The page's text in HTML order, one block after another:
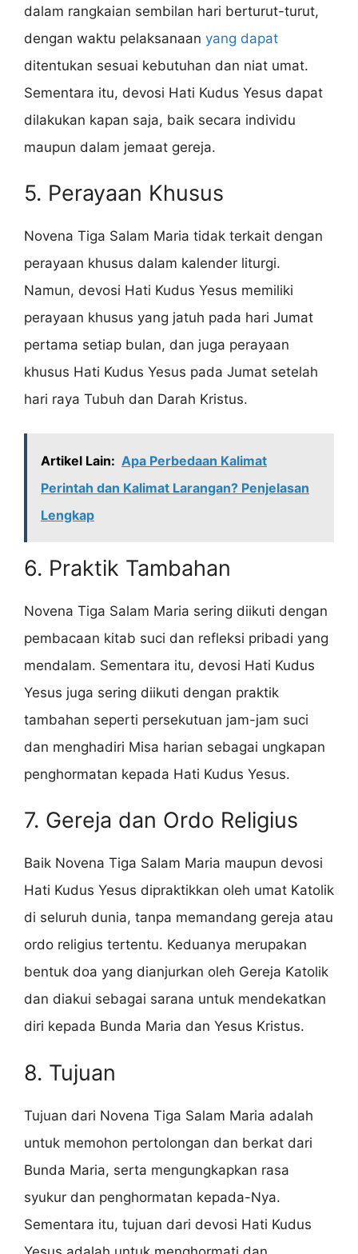
dalam rangkaian sembilan hari berturut-turut,
dengan waktu pelaksanaan yang dapat
ditentukan sesuai kebutuhan dan niat umat.
Sementara itu, devosi Hati Kudus Yesus dapat
dilakukan kapan saja, baik secara individu
maupun dalam jemaat gereja.
5. Perayaan Khusus
Novena Tiga Salam Maria tidak terkait dengan
perayaan khusus dalam kalender liturgi.
Namun, devosi Hati Kudus Yesus memiliki
perayaan khusus yang jatuh pada hari Jumat
pertama setiap bulan, dan juga perayaan
khusus Hati Kudus Yesus pada Jumat setelah
hari raya Tubuh dan Darah Kristus.
Artikel Lain: Apa Perbedaan Kalimat
Perintah dan Kalimat Larangan? Penjelasan
Lengkap
6. Praktik Tambahan
Novena Tiga Salam Maria sering diikuti dengan
pembacaan kitab suci dan refleksi pribadi yang
mendalam. Sementara itu, devosi Hati Kudus
Yesus juga sering diikuti dengan praktik
tambahan seperti persekutuan jam-jam suci
dan menghadiri Misa harian sebagai ungkapan
penghormatan kepada Hati Kudus Yesus.
7. Gereja dan Ordo Religius
Baik Novena Tiga Salam Maria maupun devosi
Hati Kudus Yesus dipraktikkan oleh umat Katolik
di seluruh dunia, tanpa memandang gereja atau
ordo religius tertentu. Keduanya merupakan
bentuk doa yang dianjurkan oleh Gereja Katolik
dan diakui sebagai sarana untuk mendekatkan
diri kepada Bunda Maria dan Yesus Kristus.
8. Tujuan
Tujuan dari Novena Tiga Salam Maria adalah
untuk memohon pertolongan dan berkat dari
Bunda Maria, serta mengungkapkan rasa
syukur dan penghormatan kepada-Nya.
Sementara itu, tujuan dari devosi Hati Kudus